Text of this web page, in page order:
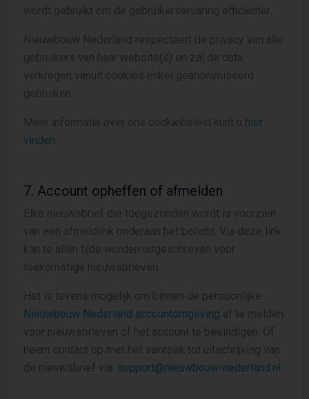
wordt gebruikt om de gebruikerservaring efficiënter.
Nieuwbouw Nederland respecteert de privacy van alle
gebruikers van haar website(s) en zal de data
verkregen vanuit cookies enkel geanonimiseerd
gebruiken.
Meer informatie over ons cookiebeleid kunt u hier
vinden.
7. Account opheffen of afmelden
Elke nieuwsbrief die toegezonden wordt is voorzien
van een afmeldlink onderaan het bericht. Via deze link
kan te allen tijde worden uitgeschreven voor
toekomstige nieuwsbrieven.
Het is tevens mogelijk om binnen de persoonlijke
Nieuwbouw Nederland accountomgeving af te melden
voor nieuwsbrieven of het account te beëindigen. Of
neem contact op met het verzoek tot uitschrijving van
de nieuwsbrief via: support@nieuwbouw-nederland.nl